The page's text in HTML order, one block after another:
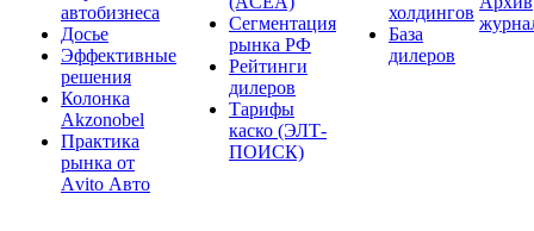
автобизнеса
Досье
Эффективные
решения
Колонка
Akzonobel
Практика
рынка от
Аvito Авто
Сегментация
рынка РФ
Рейтинги
дилеров
Тарифы
каско (ЭЛТ-
ПОИСК)
холдингов
База
дилеров